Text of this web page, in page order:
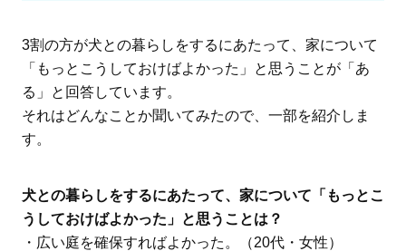
3割の方が犬との暮らしをするにあたって、家について
「もっとこうしておけばよかった」と思うことが「あ
る」と回答しています。
それはどんなことか聞いてみたので、一部を紹介しま
す。
犬との暮らしをするにあたって、家について「もっとこ
うしておけばよかった」と思うことは？
・広い庭を確保すればよかった。（20代・女性）